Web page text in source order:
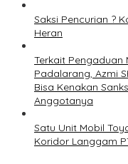
Saksi Pencurian ?
Heran
Terkait Pengaduan
Padalarang, Azmi
Bisa Kenakan
Anggotanya
Satu Unit Mobil
Koridor Langgam